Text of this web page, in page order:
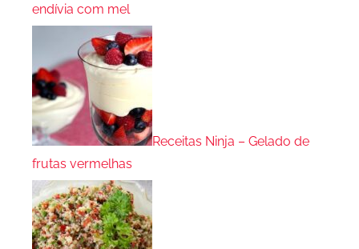
endívia com mel
Receitas Ninja – Gelado de
frutas vermelhas